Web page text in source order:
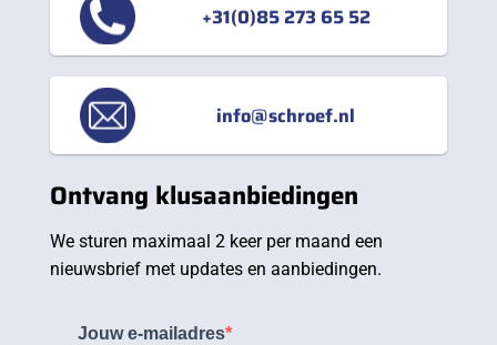
+31(0)85 273 65 52
info@schroef.nl
Ontvang klusaanbiedingen
We sturen maximaal 2 keer per maand een
nieuwsbrief met updates en aanbiedingen.
Jouw e-mailadres